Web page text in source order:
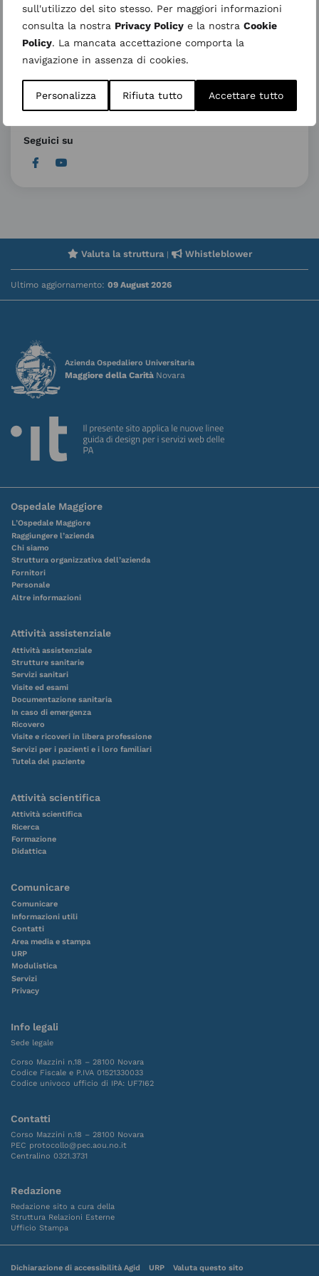
sull'utilizzo del sito stesso. Per maggiori informazioni
consulta la nostra Privacy Policy e la nostra Cookie
Policy. La mancata accettazione comporta la
navigazione in assenza di cookies.
Personalizza Rifiuta tutto Accettare tutto
AVVISO ALL’UTENZA – CUP periodo estivo Luglio 29, 2026
Ondate di calore: le raccomandazioni per proteggere la salute
Luglio 15, 2026
Trasferimento temporaneo degenza di Gastroenterologia
Giugno 18, 2026
Seguici su
Valuta la struttura| Whistleblower
Ultimo aggiornamento: 09 August 2026
Azienda Ospedaliero Universitaria
Maggiore della Carità Novara
Ospedale Maggiore
L’Ospedale Maggiore
Raggiungere l’azienda
Chi siamo
Struttura organizzativa dell’azienda
Fornitori
Personale
Altre informazioni
Attività assistenziale
Attività assistenziale
Strutture sanitarie
Servizi sanitari
Visite ed esami
Documentazione sanitaria
In caso di emergenza
Ricovero
Visite e ricoveri in libera professione
Servizi per i pazienti e i loro familiari
Tutela del paziente
Attività scientifica
Attività scientifica
Ricerca
Formazione
Didattica
Comunicare
Comunicare
Informazioni utili
Contatti
Area media e stampa
URP
Modulistica
Servizi
Privacy
Info legali
Sede legale
Corso Mazzini n.18 – 28100 Novara
Codice Fiscale e P.IVA 01521330033
Codice univoco ufficio di IPA: UF7I62
Contatti
Corso Mazzini n.18 – 28100 Novara
PEC protocollo@pec.aou.no.it
Centralino 0321.3731
Redazione
Redazione sito a cura della
Struttura Relazioni Esterne
Ufficio Stampa
Dichiarazione di accessibilità Agid URP Valuta questo sito